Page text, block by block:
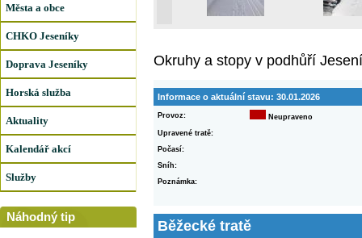
Města a obce
CHKO Jeseníky
Doprava Jeseníky
Horská služba
Aktuality
Kalendář akcí
Služby
Náhodný tip
Okruhy a stopy v podhůří
Informace o aktuální stavu: 30.01.2026
Provoz:
Neupraveno
Upravené tratě:
Počasí:
Sníh:
Poznámka:
Běžecké tratě